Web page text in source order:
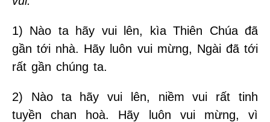
1) Nào ta hãy vui lên, kìa Thiên Chúa đã
gần tới nhà. Hãy luôn vui mừng, Ngài đã tới
rất gần chúng ta.
2) Nào ta hãy vui lên, niềm vui rất tinh
tuyền chan hoà. Hãy luôn vui mừng, vì